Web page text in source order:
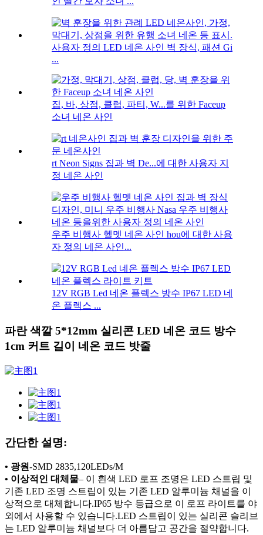
사용자 정의 LED 네온 사인 벽 장식, 패션 Gi
...
집, 바, 상점, 클럽, 파티, W...를 위한 Faceup
소녀 네온 사인
rt Neon Signs 집과 벽 De...에 대한 사용자 지
정 네온 사인
우주 비행사 헬멧 네온 사인 hou에 대한 사용
자 정의 네온 사인...
12V RGB Led 네온 플렉스 방수 IP67 LED 네
온 플렉스 ...
파란 색깔 5*12mm 실리콘 LED 네온 코드 방수
1cm 커트 길이 네온 코드 밧줄
간단한 설명:
• 광원-SMD 2835,120LEDs/M
• 이상적인 대체물– 이 흰색 LED 로프 조명은 LED 스트립 및
기존 LED 조명 스트립이 있는 기존 LED 알루미늄 채널을 이
상적으로 대체합니다.IP65 방수 등급으로 이 로프 라이트를 야
외에서 사용할 수 있습니다.LED 스트립이 있는 실리콘 슬리브
는 LED 알루미늄 채널보다 더 아름답고 공간을 절약합니다.